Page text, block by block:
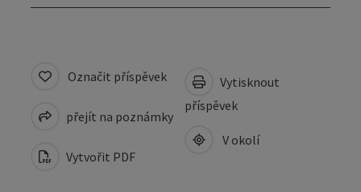
Označit příspěvek
přejít na poznámky
Vytvořit PDF
Vytisknout
příspěvek
V okolí